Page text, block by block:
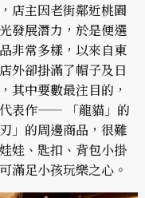
店主因老街鄰近桃園
發展潛力，於是便選
非常多樣，以來自東
外卻掛滿了帽子及日
其中要數最注目的，
表作—— 「龍貓」的
」的周邊商品，很難
娃、匙扣、背包小掛
滿足小孩玩樂之心。